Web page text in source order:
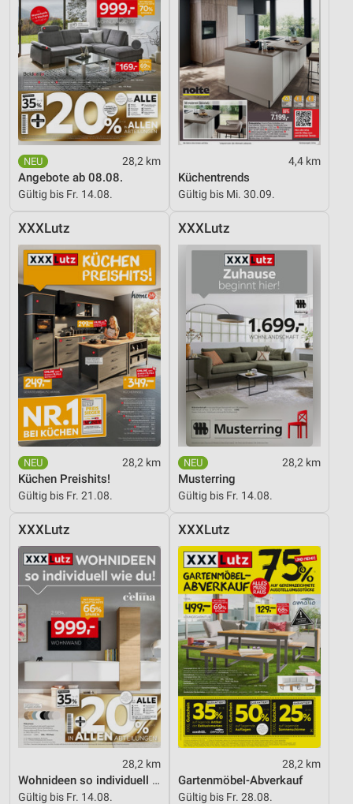
28,2 km
Angebote ab 08.08.
Gültig bis Fr. 14.08.
4,4 km
Küchentrends
Gültig bis Mi. 30.09.
XXXLutz
28,2 km
Küchen Preishits!
Gültig bis Fr. 21.08.
XXXLutz
28,2 km
Musterring
Gültig bis Fr. 14.08.
XXXLutz
28,2 km
Wohnideen so individuell wie du!
Gültig bis Fr. 14.08.
XXXLutz
28,2 km
Gartenmöbel-Abverkauf
Gültig bis Fr. 28.08.
Erstellung von Profilen zur Personalisierung
von Inhalten
Verwendung von Profilen zur Auswahl
personalisierter Inhalte
Messung der Werbeleistung
Messung der Performance von Inhalten
Analyse von Zielgruppen durch Statistiken oder
Kombinationen von Daten aus verschiedenen
Verwendung reduzierter Daten zur Auswahl von
Inhalten
IAB-Besonderheiten:
Verwendung genauer Standortdaten
Geräte anhand von aktiv angeforderten
Informationen identifizieren
Nicht-IAB-Verarbeitungszwecke:
Notwendig
Performance
Funktional
Werbung